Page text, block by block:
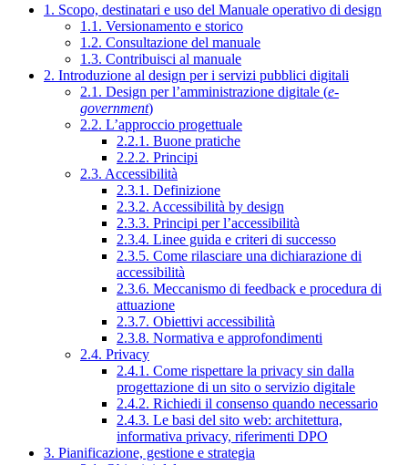
1. Scopo, destinatari e uso del Manuale operativo di design
1.1. Versionamento e storico
1.2. Consultazione del manuale
1.3. Contribuisci al manuale
2. Introduzione al design per i servizi pubblici digitali
2.1. Design per l’amministrazione digitale (e-
government)
2.2. L’approccio progettuale
2.2.1. Buone pratiche
2.2.2. Principi
2.3. Accessibilità
2.3.1. Definizione
2.3.2. Accessibilità by design
2.3.3. Principi per l’accessibilità
2.3.4. Linee guida e criteri di successo
2.3.5. Come rilasciare una dichiarazione di
accessibilità
2.3.6. Meccanismo di feedback e procedura di
attuazione
2.3.7. Obiettivi accessibilità
2.3.8. Normativa e approfondimenti
2.4. Privacy
2.4.1. Come rispettare la privacy sin dalla
progettazione di un sito o servizio digitale
2.4.2. Richiedi il consenso quando necessario
2.4.3. Le basi del sito web: architettura,
informativa privacy, riferimenti DPO
3. Pianificazione, gestione e strategia